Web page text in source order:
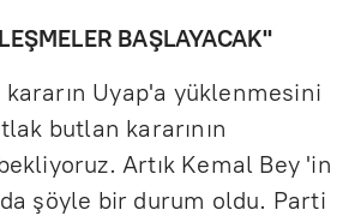
BAŞLAYACAK"
kararın Uyap'a yüklenmesini
butlan kararının
Artık Kemal Bey 'in
da şöyle bir durum oldu. Parti